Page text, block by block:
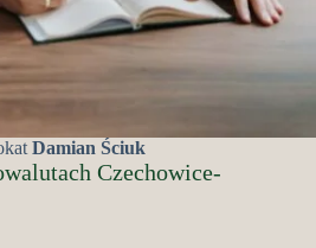
Damian Ściuk
Czechowice-